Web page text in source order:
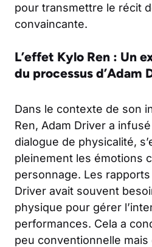
pour transmettre le récit
convaincante.
L’effet Kylo Ren : Un
du processus d’Adam
Dans le contexte de son
Ren, Adam Driver a
dialogue de physicalité,
pleinement les émotions
personnage. Les
Driver avait souvent
physique pour gérer
performances. Cela a
peu conventionnelle mais